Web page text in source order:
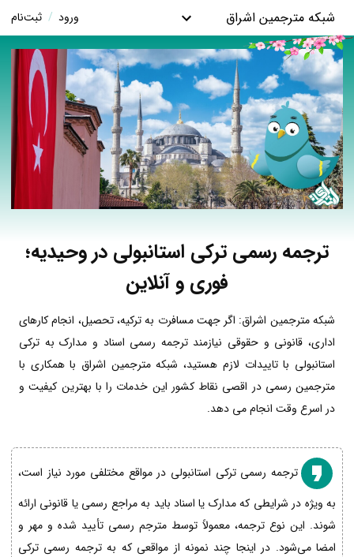
شبکه مترجمین اشراق ورود / ثبت‌نام
ترجمه رسمی ترکی استانبولی در وحیدیه؛
فوری و آنلاین
شبکه مترجمین اشراق: اگر جهت مسافرت به ترکیه، تحصیل، انجام کارهای
اداری، قانونی و حقوقی نیازمند ترجمه رسمی اسناد و مدارک به ترکی
استانبولی با تاییدات لازم هستید، شبکه مترجمین اشراق با همکاری با
مترجمین رسمی در اقصی نقاط کشور این خدمات را با بهترین کیفیت و
در اسرع وقت انجام می دهد.
ترجمه رسمی ترکی استانبولی در مواقع مختلفی مورد نیاز است،
به ویژه در شرایطی که مدارک یا اسناد باید به مراجع رسمی یا قانونی ارائه
شوند. این نوع ترجمه، معمولاً توسط مترجم رسمی تأیید شده و مهر و
امضا می‌شود. در اینجا چند نمونه از مواقعی که به ترجمه رسمی ترکی